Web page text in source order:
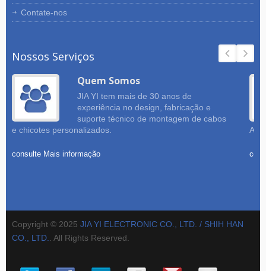
Contate-nos
Nossos Serviços
Quem Somos
JIA YI tem mais de 30 anos de
experiência no design, fabricação e
suporte técnico de montagem de cabos
e chicotes personalizados.
consulte Mais informação
Copyright © 2025 JIA YI ELECTRONIC CO., LTD. / SHIH HAN
CO., LTD.. All Rights Reserved.